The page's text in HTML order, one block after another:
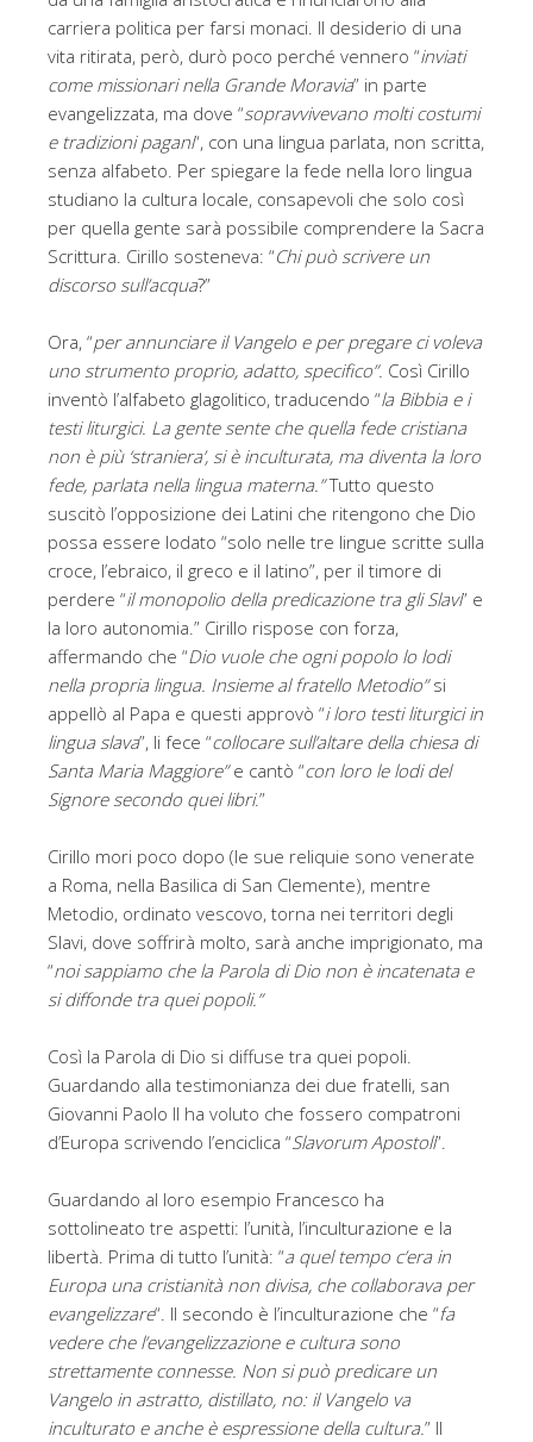
carriera politica per farsi monaci. Il desiderio di una
vita ritirata, però, durò poco perché vennero “inviati
come missionari nella Grande Moravia” in parte
evangelizzata, ma dove “sopravvivevano molti costumi
e tradizioni pagani“, con una lingua parlata, non scritta,
senza alfabeto. Per spiegare la fede nella loro lingua
studiano la cultura locale, consapevoli che solo così
per quella gente sarà possibile comprendere la Sacra
Scrittura. Cirillo sosteneva: “Chi può scrivere un
discorso sull’acqua?”
Ora, “per annunciare il Vangelo e per pregare ci voleva
uno strumento proprio, adatto, specifico”. Così Cirillo
inventò l’alfabeto glagolitico, traducendo “la Bibbia e i
testi liturgici. La gente sente che quella fede cristiana
non è più ‘straniera’, si è inculturata, ma diventa la loro
fede, parlata nella lingua materna.”Tutto questo
suscitò l’opposizione dei Latini che ritengono che Dio
possa essere lodato “solo nelle tre lingue scritte sulla
croce, l’ebraico, il greco e il latino”, per il timore di
perdere “il monopolio della predicazione tra gli Slavi” e
la loro autonomia.” Cirillo rispose con forza,
affermando che “Dio vuole che ogni popolo lo lodi
nella propria lingua. Insieme al fratello Metodio”si
appellò al Papa e questi approvò “i loro testi liturgici in
lingua slava”, li fece “collocare sull’altare della chiesa di
Santa Maria Maggiore”e cantò “con loro le lodi del
Signore secondo quei libri.”
Cirillo mori poco dopo (le sue reliquie sono venerate
a Roma, nella Basilica di San Clemente), mentre
Metodio, ordinato vescovo, torna nei territori degli
Slavi, dove soffrirà molto, sarà anche imprigionato, ma
“noi sappiamo che la Parola di Dio non è incatenata e
si diffonde tra quei popoli.”
Così la Parola di Dio si diffuse tra quei popoli.
Guardando alla testimonianza dei due fratelli, san
Giovanni Paolo II ha voluto che fossero compatroni
d’Europa scrivendo l’enciclica “Slavorum Apostoli”.
Guardando al loro esempio Francesco ha
sottolineato tre aspetti: l’unità, l’inculturazione e la
libertà. Prima di tutto l’unità: “a quel tempo c’era in
Europa una cristianità non divisa, che collaborava per
evangelizzare“. Il secondo è l’inculturazione che “fa
vedere che l’evangelizzazione e cultura sono
strettamente connesse. Non si può predicare un
Vangelo in astratto, distillato, no: il Vangelo va
inculturato e anche è espressione della cultura.” Il